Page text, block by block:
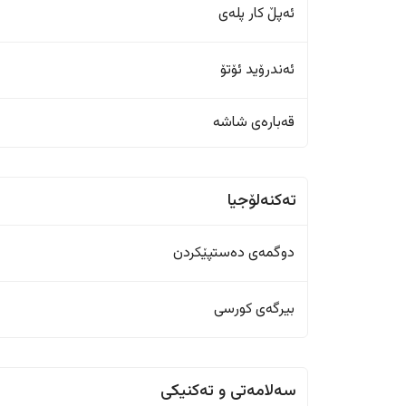
ئەپڵ کار پلەی
ئەندرۆید ئۆتۆ
قەبارەی شاشە
تەکنەلۆجیا
دوگمەی دەستپێکردن
بیرگەی کورسی
سەلامەتی و تەکنیکی